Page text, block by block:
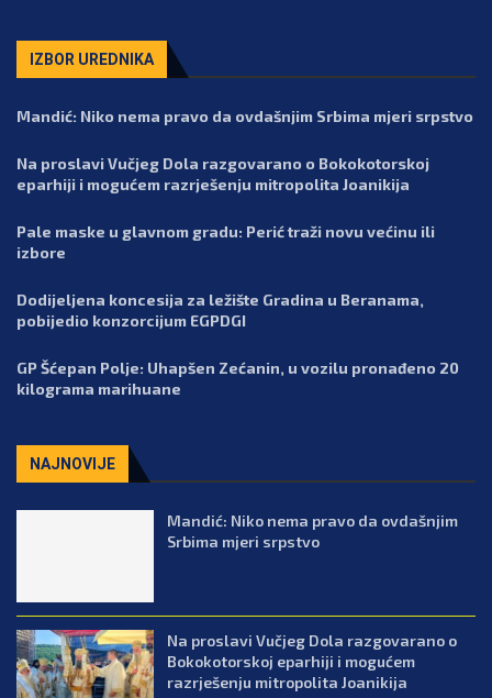
IZBOR UREDNIKA
Mandić: Niko nema pravo da ovdašnjim Srbima mjeri srpstvo
Na proslavi Vučjeg Dola razgovarano o Bokokotorskoj
eparhiji i mogućem razrješenju mitropolita Joanikija
Pale maske u glavnom gradu: Perić traži novu većinu ili
izbore
Dodijeljena koncesija za ležište Gradina u Beranama,
pobijedio konzorcijum EGPDGI
GP Šćepan Polje: Uhapšen Zećanin, u vozilu pronađeno 20
kilograma marihuane
NAJNOVIJE
Mandić: Niko nema pravo da ovdašnjim
Srbima mjeri srpstvo
Na proslavi Vučjeg Dola razgovarano o
Bokokotorskoj eparhiji i mogućem
razrješenju mitropolita Joanikija